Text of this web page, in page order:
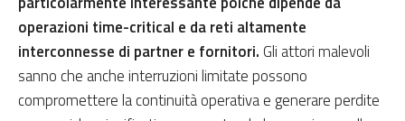
operazioni time-critical e da reti altamente
interconnesse di partner e fornitori. Gli attori malevoli
sanno che anche interruzioni limitate possono
compromettere la continuità operativa e generare perdite